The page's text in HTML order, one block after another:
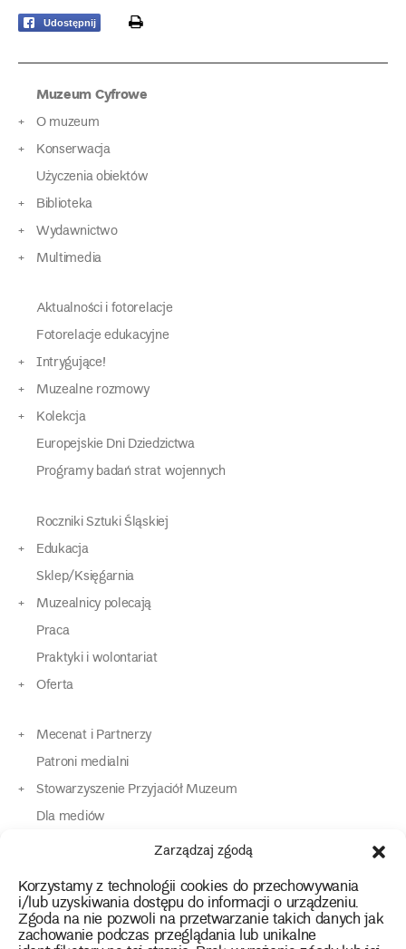
Zarządzaj zgodą
Korzystamy z technologii cookies do przechowywania
i/lub uzyskiwania dostępu do informacji o urządzeniu.
Zgoda na nie pozwoli na przetwarzanie takich danych jak
zachowanie podczas przeglądania lub unikalne
Udostępnij print
Muzeum Cyfrowe
O muzeum
Konserwacja
Użyczenia obiektów
Biblioteka
Wydawnictwo
Multimedia
Aktualności i fotorelacje
Fotorelacje edukacyjne
Intrygujące!
Muzealne rozmowy
Kolekcja
Europejskie Dni Dziedzictwa
Programy badań strat wojennych
Roczniki Sztuki Śląskiej
Edukacja
Sklep/Księgarnia
Muzealnicy polecają
Praca
Praktyki i wolontariat
Oferta
Mecenat i Partnerzy
Patroni medialni
Stowarzyszenie Przyjaciół Muzeum
Dla mediów
Dla osób o specjalnych potrzebach
Kontakt